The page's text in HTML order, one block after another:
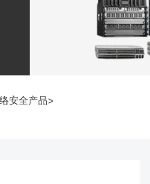
安全产品